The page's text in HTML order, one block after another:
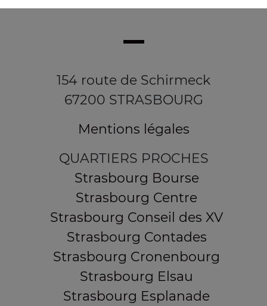
154 route de Schirmeck
67200 STRASBOURG
Mentions légales
QUARTIERS PROCHES
Strasbourg Bourse
Strasbourg Centre
Strasbourg Conseil des XV
Strasbourg Contades
Strasbourg Cronenbourg
Strasbourg Elsau
Strasbourg Esplanade